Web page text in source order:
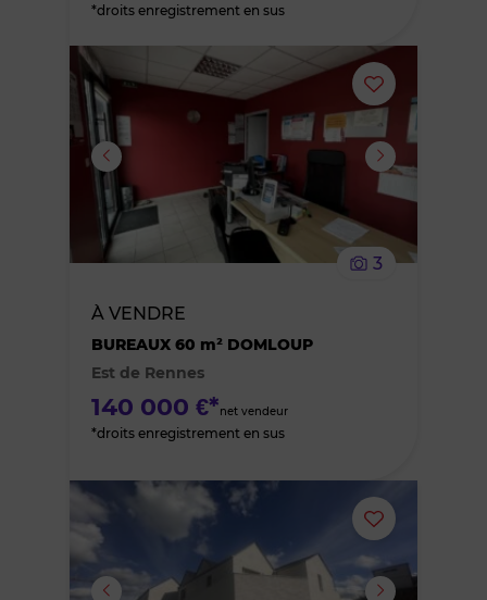
*droits enregistrement en sus
Ajouter
ou
le
3
À VENDRE
BUREAUX 60 m² DOMLOUP
Est de Rennes
140 000 €*net vendeur
*droits enregistrement en sus
Ajouter
ou